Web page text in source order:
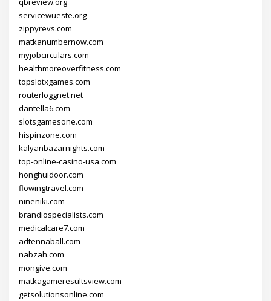
servicewueste.org
zippyrevs.com
matkanumbernow.com
myjobcirculars.com
healthmoreoverfitness.com
topslotxgames.com
routerloggnet.net
dantella6.com
slotsgamesone.com
hispinzone.com
kalyanbazarnights.com
top-online-casino-usa.com
honghuidoor.com
flowingtravel.com
nineniki.com
brandiospecialists.com
medicalcare7.com
adtennaball.com
nabzah.com
mongive.com
matkagameresultsview.com
getsolutionsonline.com